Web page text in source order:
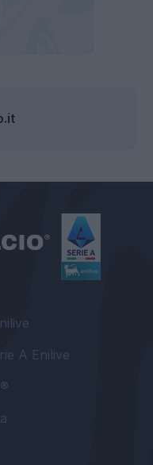
A Enilive